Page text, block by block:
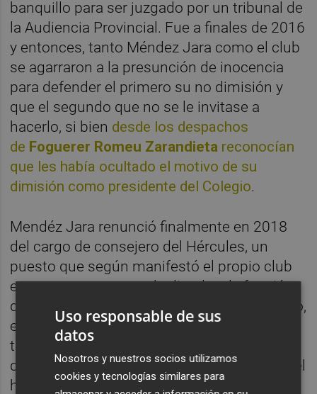
banquillo para ser juzgado por un tribunal de
la Audiencia Provincial. Fue a finales de 2016
y entonces, tanto Méndez Jara como el club
se agarraron a la presunción de inocencia
para defender el primero su no dimisión y
que el segundo que no se le invitase a
hacerlo, si bien desde los despachos
de Foguerer Romeu Zarandieta reconocían
que les había ocultado el motivo de su
dimisión como presidente del Colegio.
Mendéz Jara renunció finalmente en 2018
del cargo de consejero del Hércules, un
puesto que según manifestó el propio club
en ese momento estaba ligado a la función
de coordinador del
fútbol base
. Sin embargo,
esa dimisión no vino acompañada de otra
también relacionada con el Hércules y sus
divisiones inferiores, hasta el punto de que el
hoy reo sigue siendo secretario del consejo
Uso responsable de sus
datos
Nosotros y nuestros socios utilizamos
cookies y tecnologías similares para